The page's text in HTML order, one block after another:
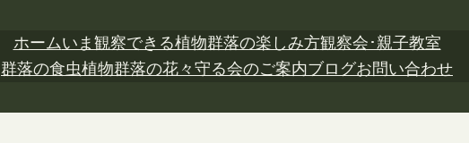
ホームいま観察できる植物群落の楽しみ方観察会･親子教室
群落の食虫植物群落の花々守る会のご案内ブログお問い合わせ